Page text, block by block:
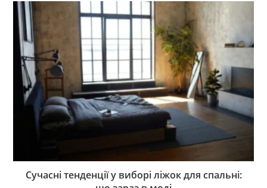
Сучасні тенденції у виборі ліжок для спальні: